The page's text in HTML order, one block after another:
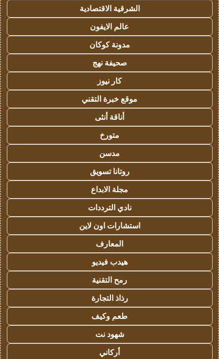
الشرقية الاقتصادية
عالم الايفون
مدونة كوكان
صحيفة نهج
كار نيوز
موقع خبرة التقني
أناقة أنثى
متورخ
مدسن
روتانا تسويق
مجلة الابداع
نادي الترددات
استشارات اون لاين
المعارف
هيدب فيديو
رمح التقنية
رذاذ التجارة
طعم وكيف
شهود نت
أركاني